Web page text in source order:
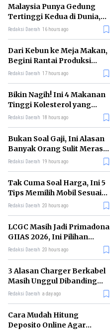
Malaysia Punya Gedung
Tertinggi Kedua di Dunia,
Ini Daftar Lengkap 2026
Redaksi Daerah 16 hours ago
Dari Kebun ke Meja Makan,
Begini Rantai Produksi
Sawit di Indonesia
Redaksi Daerah 17 hours ago
Bikin Nagih! Ini 4 Makanan
Tinggi Kolesterol yang
Sebaiknya Dikurangi
Redaksi Daerah 18 hours ago
Bukan Soal Gaji, Ini Alasan
Banyak Orang Sulit Merasa
Cukup
Redaksi Daerah 19 hours ago
Tak Cuma Soal Harga, Ini 5
Tips Memilih Mobil Sesuai
Kebutuhan
Redaksi Daerah 20 hours ago
LCGC Masih Jadi Primadona
GIIAS 2026, Ini Pilihan
Terbaiknya
Redaksi Daerah 20 hours ago
3 Alasan Charger Berkabel
Masih Unggul Dibanding
Wireless Charging
Redaksi Daerah a day ago
Cara Mudah Hitung
Deposito Online Agar